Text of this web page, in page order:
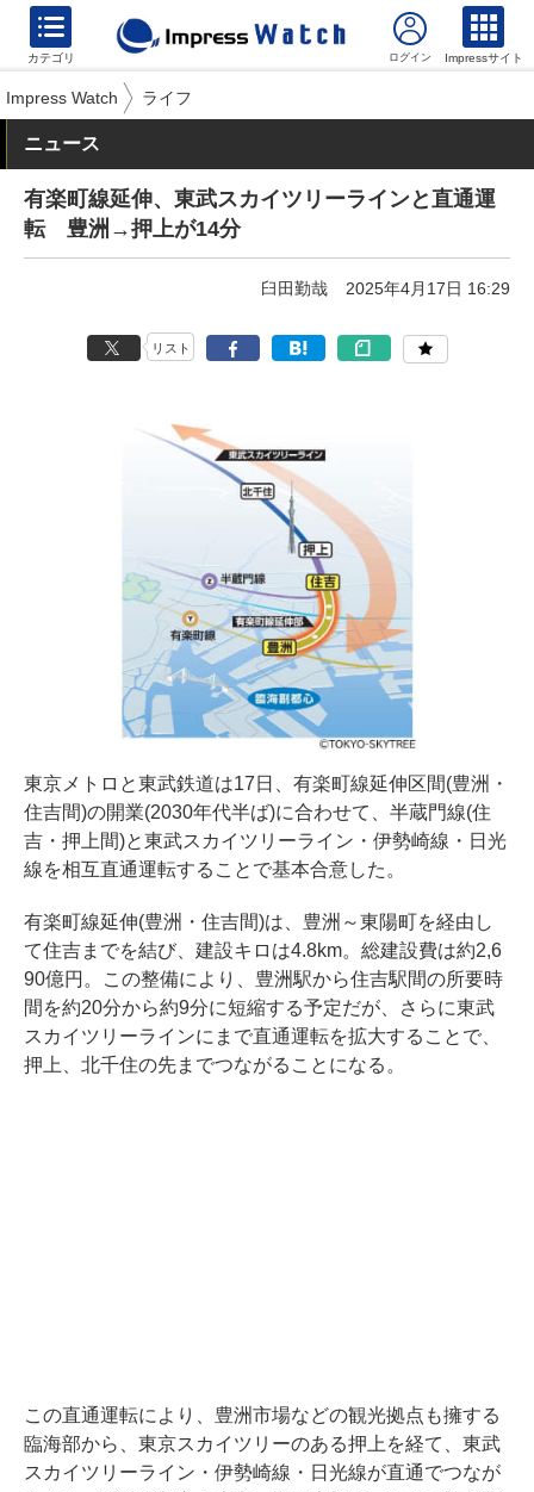
カテゴリ Impressサイト
Impress Watch ライフ
ニュース
有楽町線延伸、東武スカイツリーラインと直通運
転 豊洲→押上が14分
臼田勤哉 2025年4月17日 16:29
リスト
東京メトロと東武鉄道は17日、有楽町線延伸区間(豊洲・
住吉間)の開業(2030年代半ば)に合わせて、半蔵門線(住
吉・押上間)と東武スカイツリーライン・伊勢崎線・日光
線を相互直通運転することで基本合意した。
有楽町線延伸(豊洲・住吉間)は、豊洲～東陽町を経由し
て住吉までを結び、建設キロは4.8km。総建設費は約2,6
90億円。この整備により、豊洲駅から住吉駅間の所要時
間を約20分から約9分に短縮する予定だが、さらに東武
スカイツリーラインにまで直通運転を拡大することで、
押上、北千住の先までつながることになる。
この直通運転により、豊洲市場などの観光拠点も擁する
臨海部から、東京スカイツリーのある押上を経て、東武
スカイツリーライン・伊勢崎線・日光線が直通でつなが